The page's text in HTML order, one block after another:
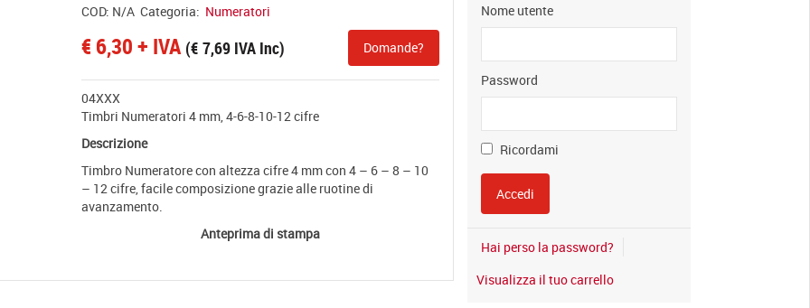
COD: N/A Categoria: Numeratori
€ 6,30+ IVA (€ 7,69 IVA Inc) Domande?
04XXX
Timbri Numeratori 4 mm, 4-6-8-10-12 cifre
Descrizione
Timbro Numeratore con altezza cifre 4 mm con 4 – 6 – 8 – 10
– 12 cifre, facile composizione grazie alle ruotine di
avanzamento.
Anteprima di stampa
Nome utente
Password
Ricordami
Hai perso la password?
Visualizza il tuo carrello